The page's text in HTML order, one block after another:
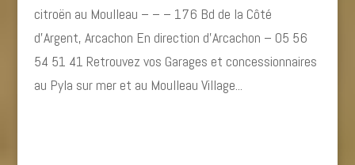
citroën au Moulleau – – – 176 Bd de la Côté
d’Argent, Arcachon En direction d’Arcachon – 05 56
54 51 41 Retrouvez vos Garages et concessionnaires
au Pyla sur mer et au Moulleau Village...